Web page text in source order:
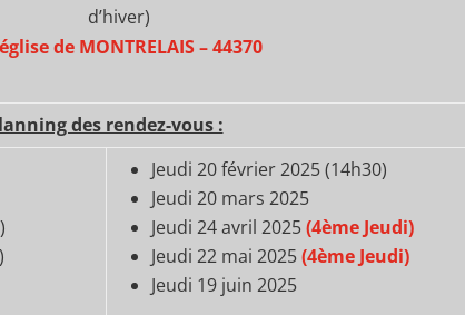
d’hiver)
de MONTRELAIS – 44370
des rendez-vous :
Jeudi 20 février 2025 (14h30)
Jeudi 20 mars 2025
Jeudi 24 avril 2025(4ème Jeudi)
Jeudi 22 mai 2025(4ème Jeudi)
Jeudi 19 juin 2025